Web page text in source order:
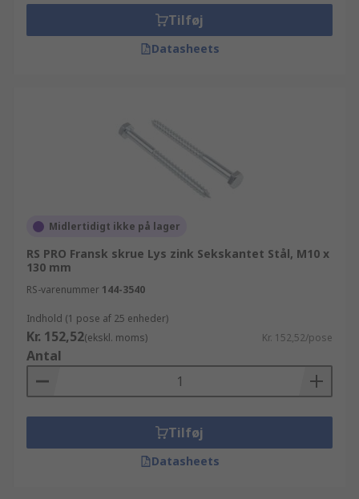
op i kundetilfredshed, og gør alt hvad vi kan for
at din bestilling leveres dagen efter at du har
Tilføj
Datasheets
Midlertidigt ikke på lager
RS PRO Fransk skrue Lys zink Sekskantet Stål, M10 x
130 mm
RS-varenummer 144-3540
Indhold (1 pose af 25 enheder)
Kr. 152,52(ekskl. moms) Kr. 152,52/pose
Antal
Tilføj
Datasheets